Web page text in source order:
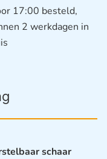
17:00 besteld,
2 werkdagen in
schaar